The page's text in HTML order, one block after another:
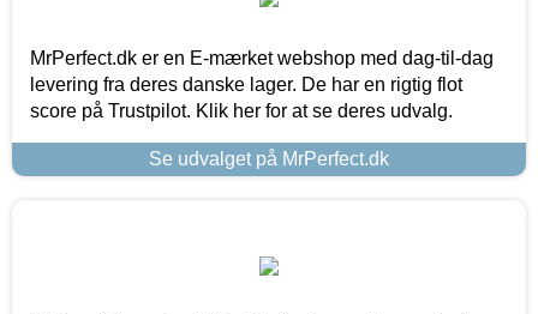
MrPerfect.dk er en E-mærket webshop med dag-til-dag
levering fra deres danske lager. De har en rigtig flot
score på Trustpilot. Klik her for at se deres udvalg.
Se udvalget på MrPerfect.dk